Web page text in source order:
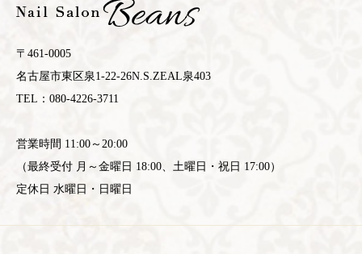
〒461-0005
名古屋市東区泉1-22-26N.S.ZEAL泉403
TEL：080-4226-3711
営業時間 11:00～20:00
（最終受付 月～金曜日 18:00、土曜日・祝日 17:00）
定休日 水曜日・日曜日